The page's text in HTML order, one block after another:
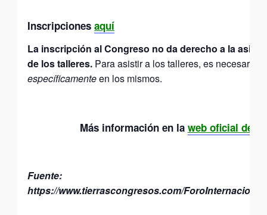
Inscripcionesaquí
La inscripción al Congreso no da derecho a la
de los talleres. Para asistir a los talleres, es necesario
específicamenteen los mismos.
Más información en la web oficial del
Fuente:
https://www.tierrascongresos.com/